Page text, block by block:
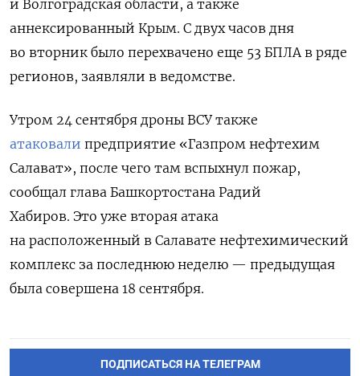
Moscow Times в Telegram —
@moscowtimes_ru
ПОДПИСАТЬСЯ
и Волгоградская области, а также
аннексированный Крым. С двух часов дня
во вторник было перехвачено еще 53 БПЛА в ряде
регионов, заявляли в ведомстве.
Утром 24 сентября дроны ВСУ также
атаковали предприятие «Газпром нефтехим
Салават», после чего там вспыхнул пожар,
сообщал глава Башкортостана Радий
Хабиров. Это уже вторая атака
на расположенный в Салавате нефтехимический
комплекс за последнюю неделю — предыдущая
была совершена 18 сентября.
ПОДПИСАТЬСЯ НА ТЕЛЕГРАМ